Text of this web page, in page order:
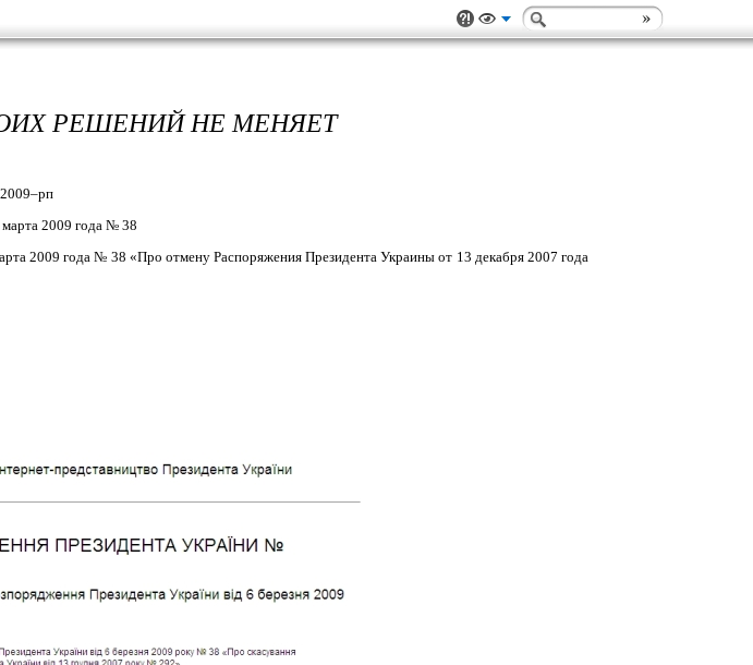
РЕШЕНИЙ НЕ МЕНЯЕТ
2009 года № 38
2009 года № 38 «Про отмену Распоряжения Президента Украины от 13 декабря 2007 года